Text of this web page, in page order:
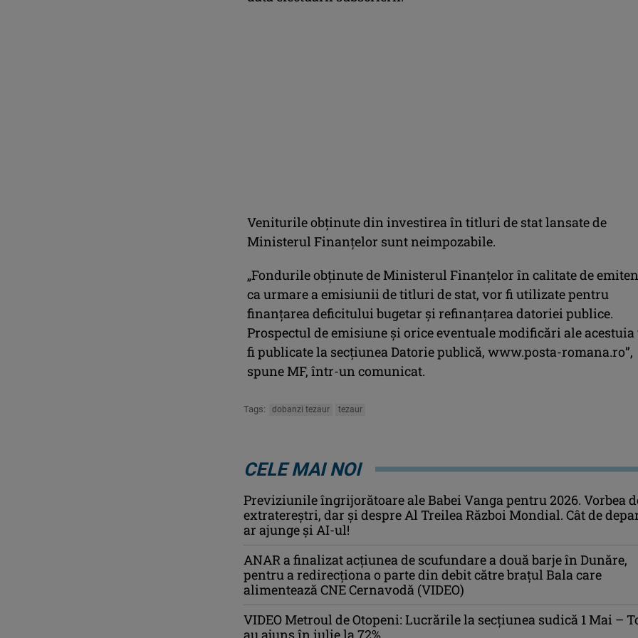
Veniturile obţinute din investirea în titluri de stat lansate de
Ministerul Finanţelor sunt neimpozabile.
„Fondurile obţinute de Ministerul Finanţelor în calitate de
ca urmare a emisiunii de titluri de stat, vor fi utilizate pentru
finanţarea deficitului bugetar şi refinanţarea datoriei publice.
Prospectul de emisiune şi orice eventuale modificări ale
fi publicate la secţiunea Datorie publică, www.posta-romana.ro”,
spune MF, într-un comunicat.
Tags: dobanzi tezaur tezaur
CELE MAI NOI
Previziunile îngrijorătoare ale Babei Vanga pentru 2026. Vorbea
extratereștri, dar și despre Al Treilea Război Mondial. Cât de
ar ajunge și AI-ul!
ANAR a finalizat acțiunea de scufundare a două barje în Dunăre,
pentru a redirecționa o parte din debit către brațul Bala care
alimentează CNE Cernavodă (VIDEO)
VIDEO Metroul de Otopeni: Lucrările la secțiunea sudică 1 Mai –
au ajuns în iulie la 72%